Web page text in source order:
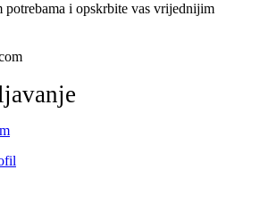
potrebama i opskrbite vas vrijednijim